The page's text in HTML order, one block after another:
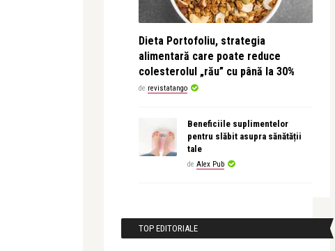
Dieta Portofoliu, strategia
alimentară care poate reduce
colesterolul „rău” cu până la 30%
de revistatango
Beneficiile suplimentelor
pentru slăbit asupra sănătății
tale
de Alex Pub
TOP EDITORIALE